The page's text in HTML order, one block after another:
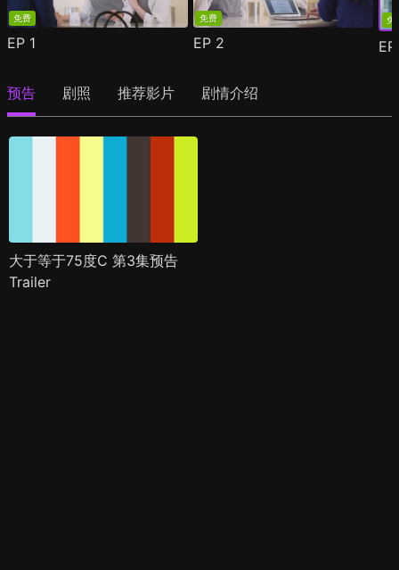
免费
EP 1
免费
EP 2
免
预告 剧照 推荐影片 剧情介绍
大于等于75度C 第3集预告
Trailer